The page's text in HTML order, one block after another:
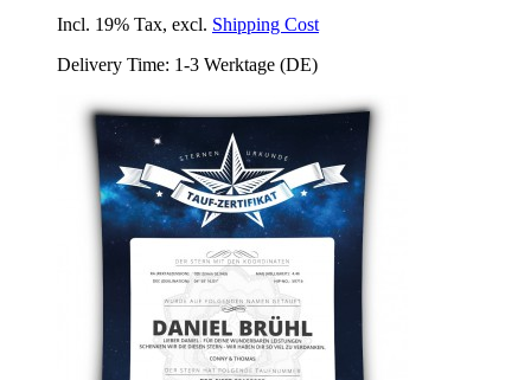
Incl. 19% Tax, excl. Shipping Cost
Delivery Time: 1-3 Werktage (DE)